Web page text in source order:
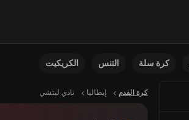
كرة سلة التنس الكريكيت
كرة القدم إيطاليا نادي ليتشي